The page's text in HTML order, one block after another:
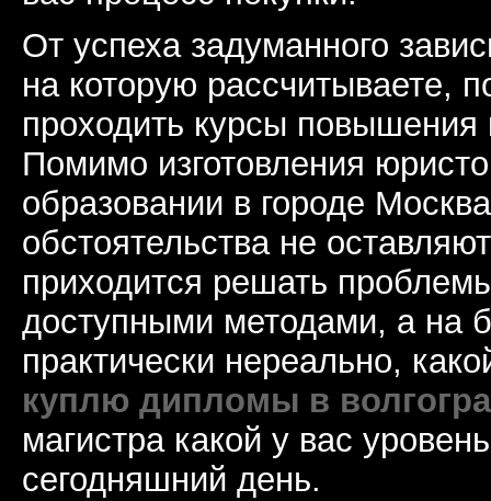
От успеха задуманного
на которую рассчитываете,
проходить курсы
Помимо изготовления
образовании в городе
обстоятельства не
приходится решать
доступными методами, а на
практически нереально,
куплю дипломы в
магистра какой у вас
сегодняшний день.